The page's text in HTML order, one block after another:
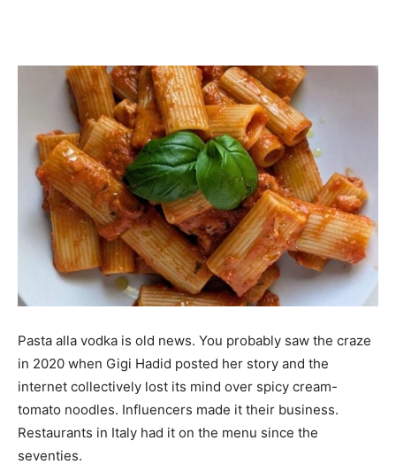
Pasta alla vodka is old news. You probably saw the craze
in 2020 when Gigi Hadid posted her story and the
internet collectively lost its mind over spicy cream-
tomato noodles. Influencers made it their business.
Restaurants in Italy had it on the menu since the
seventies.